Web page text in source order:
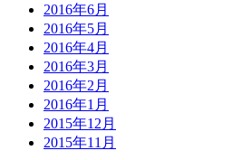
2016年6月
2016年5月
2016年4月
2016年3月
2016年2月
2016年1月
2015年12月
2015年11月